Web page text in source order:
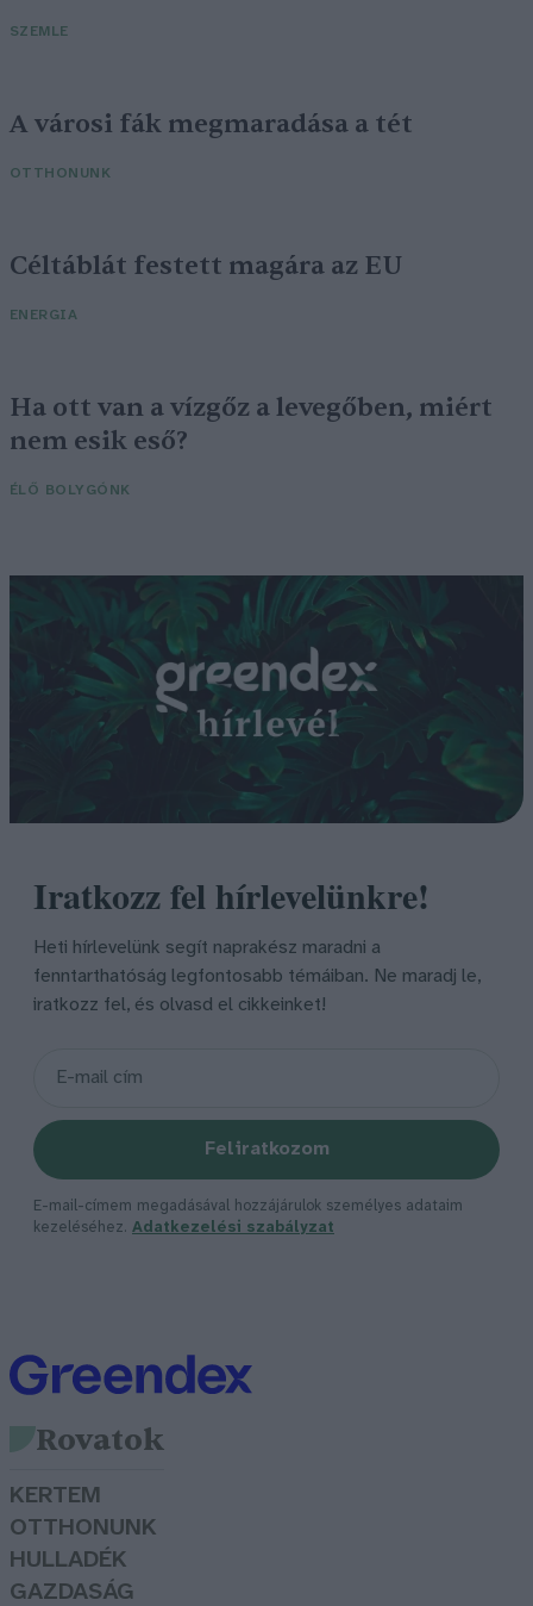
SZEMLE
A városi fák megmaradása a tét
OTTHONUNK
Céltáblát festett magára az EU
ENERGIA
Ha ott van a vízgőz a levegőben, miért
nem esik eső?
ÉLŐ BOLYGÓNK
Iratkozz fel hírlevelünkre!
Heti hírlevelünk segít naprakész maradni a
fenntarthatóság legfontosabb témáiban. Ne maradj le,
iratkozz fel, és olvasd el cikkeinket!
Feliratkozom
E-mail-címem megadásával hozzájárulok személyes adataim
kezeléséhez. Adatkezelési szabályzat
Rovatok
KERTEM
OTTHONUNK
HULLADÉK
GAZDASÁG